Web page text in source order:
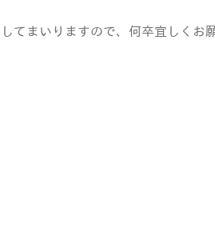
てまいりますので、何卒宜しくお